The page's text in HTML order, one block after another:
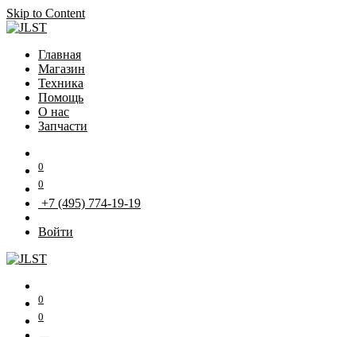
Skip to Content
Главная
Магазин
Техника
Помощь
О нас
Запчасти
0
0
+7 (495) 774-19-19
Войти
0
0